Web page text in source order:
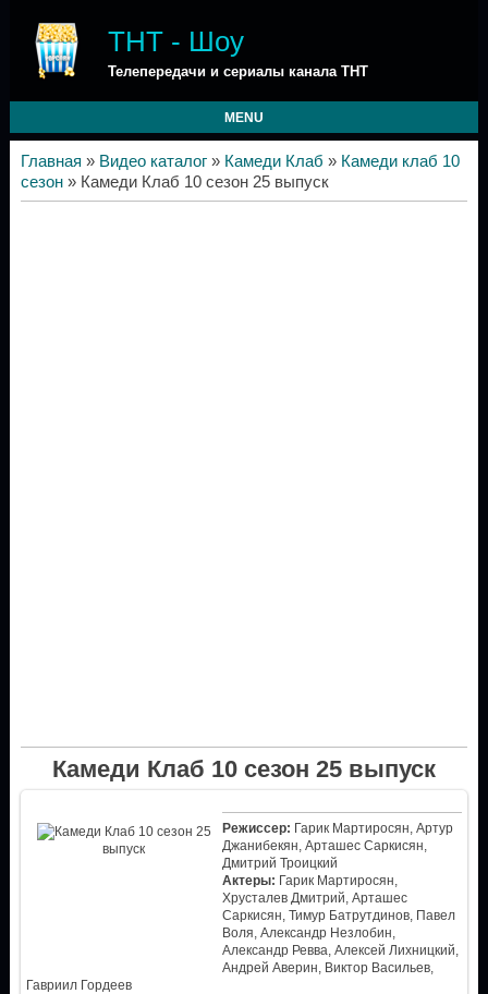
ТНТ - Шоу
Телепередачи и сериалы канала ТНТ
MENU
Главная » Видео каталог» Камеди Клаб » Камеди клаб 10
сезон» Камеди Клаб 10 сезон 25 выпуск
Камеди Клаб 10 сезон 25 выпуск
Режиссер: Гарик Мартиросян, Артур
Джанибекян, Арташес Саркисян,
Дмитрий Троицкий
Актеры: Гарик Мартиросян,
Хрусталев Дмитрий, Арташес
Саркисян, Тимур Батрутдинов, Павел
Воля, Александр Незлобин,
Александр Ревва, Алексей Лихницкий,
Андрей Аверин, Виктор Васильев,
Гавриил Гордеев